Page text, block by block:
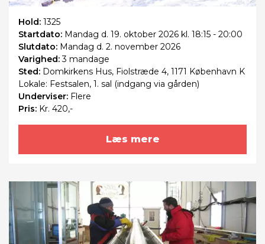
Hold: 1325
Startdato: Mandag d. 19. oktober 2026 kl. 18:15 - 20:00
Slutdato: Mandag d. 2. november 2026
Varighed:3 mandage
Sted: Domkirkens Hus, Fiolstræde 4, 1171 København K
Lokale: Festsalen, 1. sal (indgang via gården)
Underviser: Flere
Pris: Kr. 420,-
Læs mere